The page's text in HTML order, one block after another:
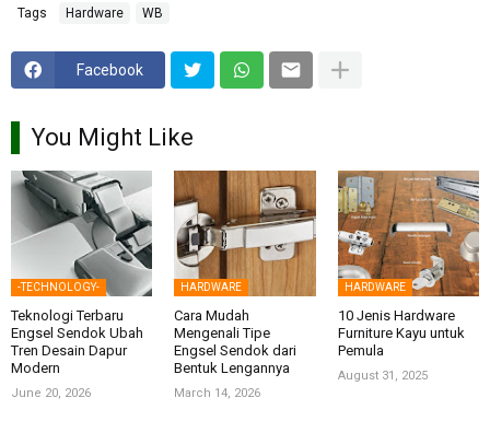
Tags Hardware WB
Facebook
You Might Like
-TECHNOLOGY-
Teknologi Terbaru
Engsel Sendok Ubah
Tren Desain Dapur
Modern
June 20, 2026
HARDWARE
Cara Mudah
Mengenali Tipe
Engsel Sendok dari
Bentuk Lengannya
March 14, 2026
HARDWARE
10 Jenis Hardware
Furniture Kayu untuk
Pemula
August 31, 2025